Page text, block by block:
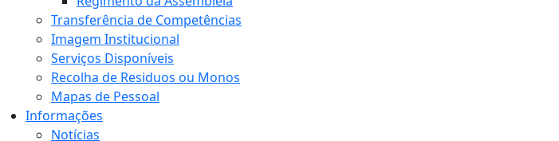
Transferência de Competências
Imagem Institucional
Serviços Disponíveis
Recolha de Residuos ou Monos
Mapas de Pessoal
Informações
Notícias